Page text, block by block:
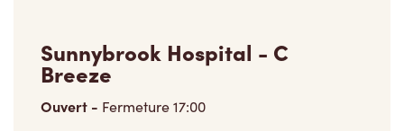
Sunnybrook Hospital - C
Breeze
Ouvert - Fermeture17:00